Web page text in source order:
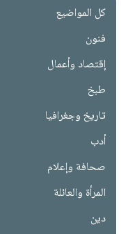
كل المواضيع
فنون
إقتصاد وأعمال
طبخ
تاريخ وجغرافيا
أدب
صحافة وإعلام
المرأة والعائلة
دين